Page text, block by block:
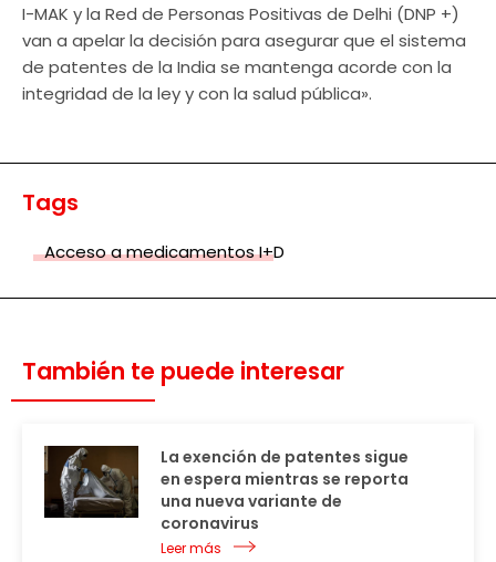
I-MAK y la Red de Personas Positivas de Delhi (DNP +)
van a apelar la decisión para asegurar que el sistema
de patentes de la India se mantenga acorde con la
integridad de la ley y con la salud pública».
Tags
Acceso a medicamentos I+D
También te puede interesar
La exención de patentes sigue
en espera mientras se reporta
una nueva variante de
coronavirus
Leer más